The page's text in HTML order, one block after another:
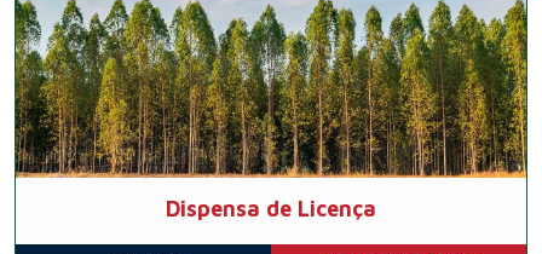
Dispensa de Licença